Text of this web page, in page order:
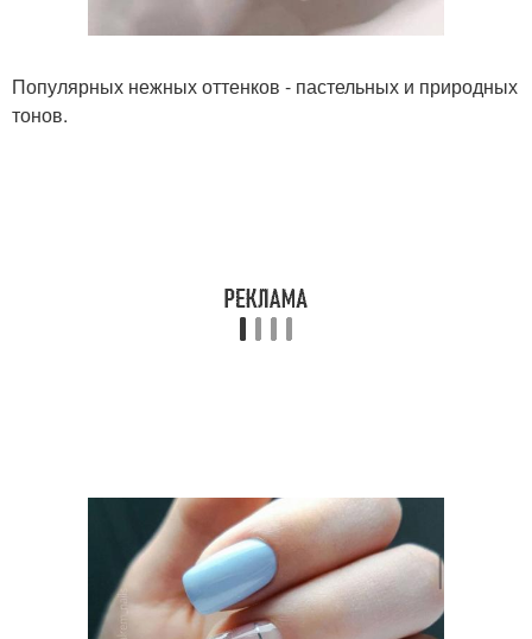
Популярных нежных оттенков - пастельных и природных
тонов.